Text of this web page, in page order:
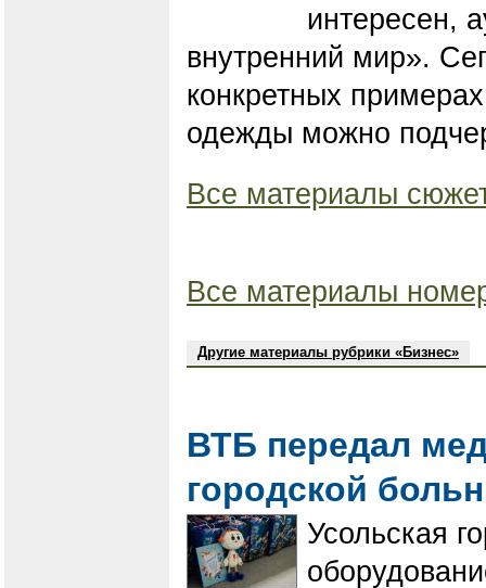
интересен,
внутренний мир».
конкретных
одежды можно
Все материалы
Все материалы
Другие материалы рубрики «Бизнес»
ВТБ передал
городской
Усольская